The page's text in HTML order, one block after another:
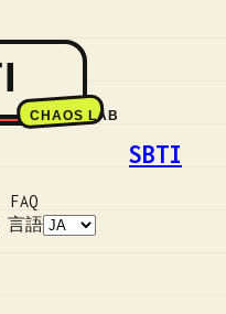
SBTI
FAQ
言語